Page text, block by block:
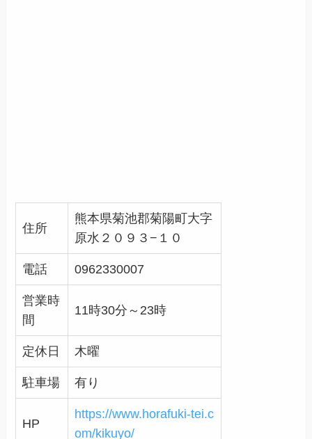
住所
熊本県菊池郡菊陽町大字
原水２０９３−１０
電話 0962330007
営業時
間
11時30分～23時
定休日 木曜
駐車場 有り
HP
https://www.horafuki-tei.c
om/kikuyo/